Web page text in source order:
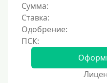
Сумма:
Ставка:
Одобрение: